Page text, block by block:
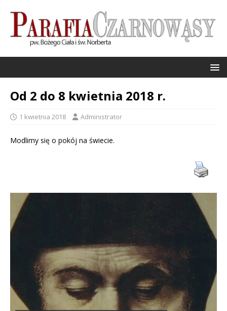
Od 2 do 8 kwietnia 2018 r.
1 kwietnia 2018 Administrator
Modlimy się o pokój na świecie.